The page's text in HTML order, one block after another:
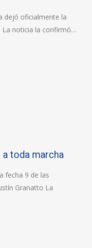
dejó oficialmente la
La noticia la confirmó…
a toda marcha
fecha 9 de las
Granatto La